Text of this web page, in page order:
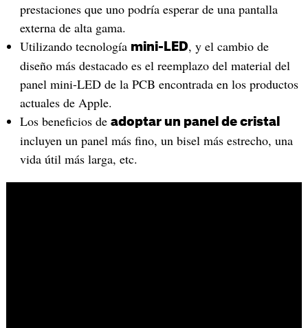
prestaciones que uno podría esperar de una pantalla
externa de alta gama.
Utilizando tecnología mini-LED, y el cambio de
diseño más destacado es el reemplazo del material del
panel mini-LED de la PCB encontrada en los productos
actuales de Apple.
Los beneficios de adoptar un panel de cristal
incluyen un panel más fino, un bisel más estrecho, una
vida útil más larga, etc.